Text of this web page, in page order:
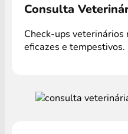
Consulta
Check-ups
eficazes e